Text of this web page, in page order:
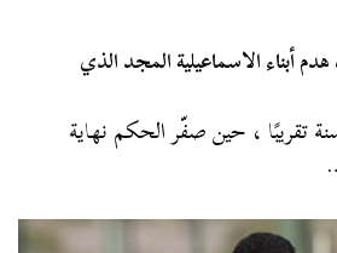
أبناء الاسماعيلية المجد الذي
الحكاية منذ 18 سنة تقريبًا ، حين صفّر الحكم نهاية